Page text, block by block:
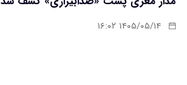
۱۴۰۵/۰۵/۱۴ ۱۶:۰۲